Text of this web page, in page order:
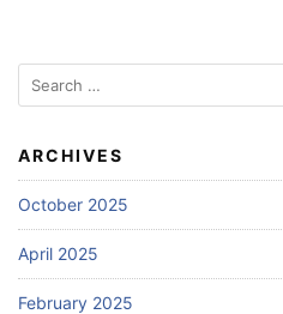
Search
for:
ARCHIVES
October 2025
April 2025
February 2025